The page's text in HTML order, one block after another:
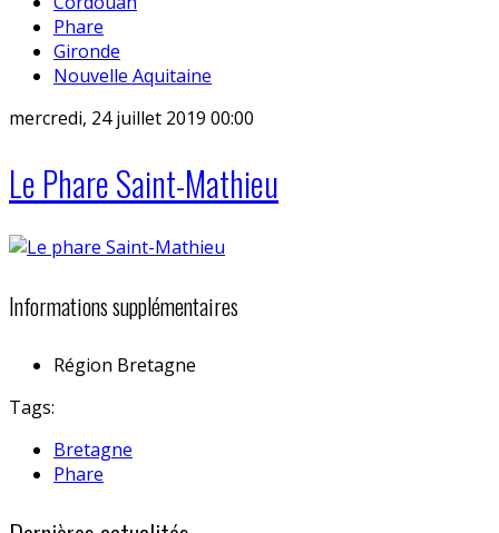
Phare
Gironde
Nouvelle Aquitaine
mercredi, 24 juillet 2019 00:00
Le Phare Saint-Mathieu
Informations supplémentaires
Région Bretagne
Tags:
Bretagne
Phare